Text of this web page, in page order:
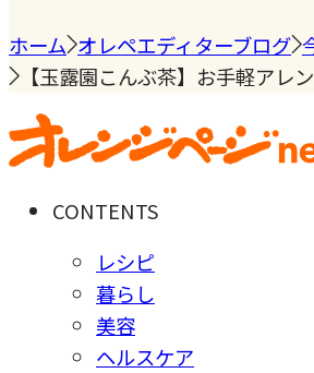
ホーム オレペエディターブログ
【玉露園こんぶ茶】お手軽アレ
CONTENTS
レシピ
暮らし
美容
ヘルスケア